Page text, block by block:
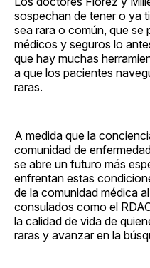
sospechan de tener o ya
sea rara o común, que
médicos y seguros lo
que hay muchas
a que los pacientes
raras.
A medida que la
comunidad de
se abre un futuro más
enfrentan estas
de la comunidad médica
consulados como el
la calidad de vida de
raras y avanzar en la